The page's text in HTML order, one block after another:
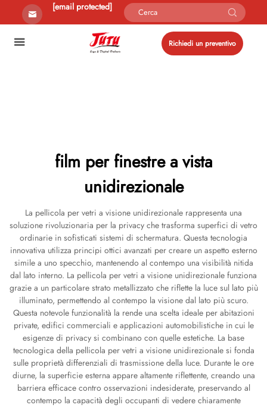
[email protected]
Richiedi un preventivo
film per finestre a vista
unidirezionale
La pellicola per vetri a visione unidirezionale rappresenta una
soluzione rivoluzionaria per la privacy che trasforma superfici di vetro
ordinarie in sofisticati sistemi di schermatura. Questa tecnologia
innovativa utilizza principi ottici avanzati per creare un aspetto esterno
simile a uno specchio, mantenendo al contempo una visibilità nitida
dal lato interno. La pellicola per vetri a visione unidirezionale funziona
grazie a un particolare strato metallizzato che riflette la luce sul lato più
illuminato, permettendo al contempo la visione dal lato più scuro.
Questa notevole funzionalità la rende una scelta ideale per abitazioni
private, edifici commerciali e applicazioni automobilistiche in cui le
esigenze di privacy si combinano con quelle estetiche. La base
tecnologica della pellicola per vetri a visione unidirezionale si fonda
sulle proprietà differenziali di trasmissione della luce. Durante le ore
diurne, la superficie esterna appare altamente riflettente, creando una
barriera efficace contro osservazioni indesiderate, preservando al
contempo la capacità degli occupanti di vedere chiaramente